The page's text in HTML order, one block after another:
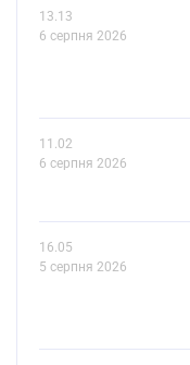
13.13
6 серпня 2026
11.02
6 серпня 2026
16.05
5 серпня 2026